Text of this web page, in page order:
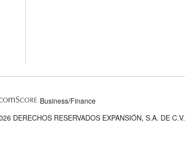
Business/Finance
DERECHOS RESERVADOS EXPANSIÓN, S.A. DE C.V.